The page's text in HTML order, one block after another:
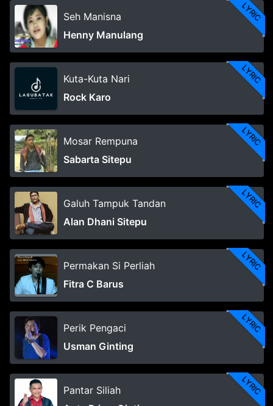
LYRIC
Seh Manisna
Henny Manulang
LYRIC
Kuta-Kuta Nari
Rock Karo
LYRIC
Mosar Rempuna
Sabarta Sitepu
LYRIC
Galuh Tampuk Tandan
Alan Dhani Sitepu
LYRIC
Permakan Si Perliah
Fitra C Barus
LYRIC
Perik Pengaci
Usman Ginting
LYRIC
Pantar Siliah